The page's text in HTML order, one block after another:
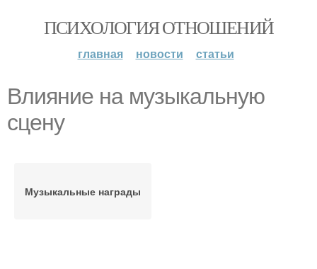
ПСИХОЛОГИЯ ОТНОШЕНИЙ
главная новости статьи
Влияние на музыкальную
сцену
Музыкальные награды